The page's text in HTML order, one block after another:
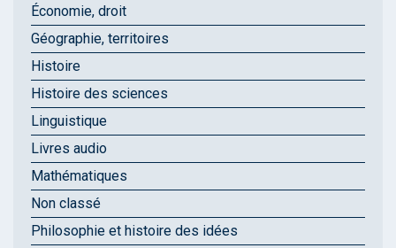
Économie, droit
Géographie, territoires
Histoire
Histoire des sciences
Linguistique
Livres audio
Mathématiques
Non classé
Philosophie et histoire des idées